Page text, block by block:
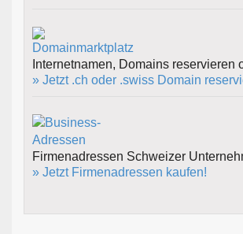
Internetnamen, Domains reservieren
» Jetzt .ch oder .swiss Domain
Firmenadressen Schweizer
» Jetzt Firmenadressen kaufen!